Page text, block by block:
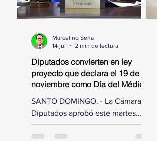
Diputados convierten en ley
proyecto que declara el 19 de
noviembre como Día del Médico
SANTO DOMINGO. - La Cámara de
Diputados aprobó este martes
acoger las modificaciones hechas
por el Senado de la República al
Marcelino Sena
14 jul
2 min de lectura